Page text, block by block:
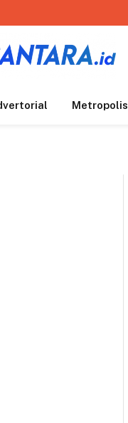
Metropolis